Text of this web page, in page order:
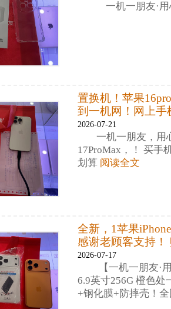
一机一朋友·用
置换机！苹果
到一机网！网上手
2026-07-21
一机一朋友，用
17ProMax，！ 买手
划算 阅读全文
全新，1苹果
感谢老顾客支持
2026-07-17
【一机一朋友·
6.9英寸256G 橙色
+钢化膜+防摔壳！